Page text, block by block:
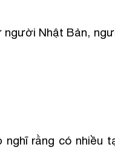
người Nhật Bản,
rằng có nhiều